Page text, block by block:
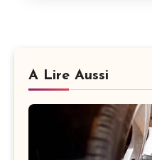
A Lire Aussi